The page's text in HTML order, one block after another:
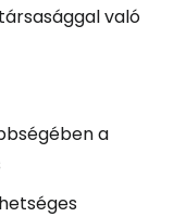
való
a